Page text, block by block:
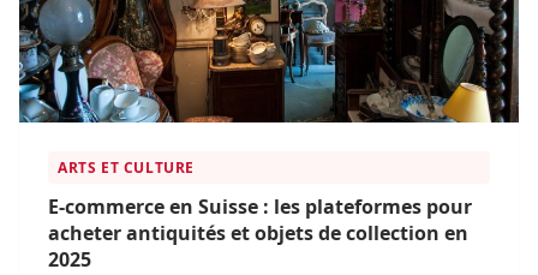
ARTS ET CULTURE
E-commerce en Suisse : les plateformes pour
acheter antiquités et objets de collection en
2025